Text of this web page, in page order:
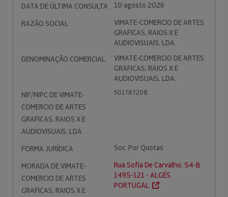
DATA DE ÚLTIMA CONSULTA
10 agosto 2026
RAZÃO SOCIAL
VIMATE-COMERCIO DE ARTES
GRAFICAS, RAIOS X E
AUDIOVISUAIS, LDA.
DENOMINAÇÃO COMERCIAL
VIMATE-COMERCIO DE ARTES
GRAFICAS, RAIOS X E
AUDIOVISUAIS, LDA.
NIF/NIPC DE VIMATE-
COMERCIO DE ARTES
GRAFICAS, RAIOS X E
AUDIOVISUAIS, LDA.
501787208
FORMA JURÍDICA
Soc. Por Quotas
MORADA DE VIMATE-
COMERCIO DE ARTES
GRAFICAS, RAIOS X E
Rua Sofia De Carvalho, 54-B
1495-121 - ALGÉS.
PORTUGAL.